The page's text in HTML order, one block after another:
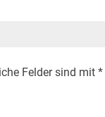
Felder sind mit*